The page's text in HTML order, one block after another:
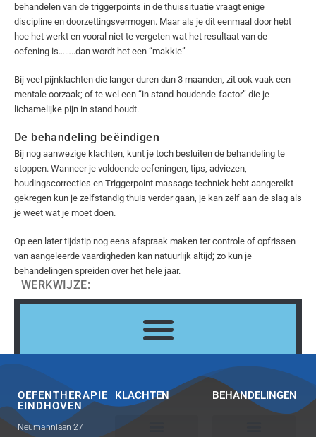
behandelen van de triggerpoints in de thuissituatie vraagt enige
discipline en doorzettingsvermogen. Maar als je dit eenmaal door hebt
hoe het werkt en vooral niet te vergeten wat het resultaat van de
oefening is……..dan wordt het een “makkie”
Bij veel pijnklachten die langer duren dan 3 maanden, zit ook vaak een
mentale oorzaak; of te wel een “in stand-houdende-factor” die je
lichamelijke pijn in stand houdt.
De behandeling beëindigen
Bij nog aanwezige klachten, kunt je toch besluiten de behandeling te
stoppen. Wanneer je voldoende oefeningen, tips, adviezen,
houdingscorrecties en Triggerpoint massage techniek hebt aangereikt
gekregen kun je zelfstandig thuis verder gaan, je kan zelf aan de slag als
je weet wat je moet doen.
Op een later tijdstip nog eens afspraak maken ter controle of opfrissen
van aangeleerde vaardigheden kan natuurlijk altijd; zo kun je
behandelingen spreiden over het hele jaar.
WERKWIJZE:
OEFENTHERAPIE
EINDHOVEN
Neumannlaan 27
KLACHTEN BEHANDELINGEN